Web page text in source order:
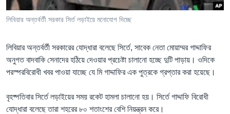
Learning English
FOLLOW US
অন্য ভাষায় ওয়েব সাইট
লিবিয়ার অন্তর্বর্তী সরকার সির্ত লড়াইয়ে মনোযোগ দিচ্ছে
লিবিয়ার অন্তর্বর্তী সরকারের যোদ্ধারা বলেছে সির্তে, সাবেক নেতা মোয়াম্মর গাদ্দাফির
অনুগত বাদবাকি সেনাদের হঠিয়ে দেওয়ার প্রচেষ্টা চালানো হচ্ছে দুটি পাড়ায়। ওদিকে
পরস্পরবিরোধী খবর পাওয়া যাচ্ছে যে মি গাদ্দাফির এক পুত্রকে গ্রপ্তার করা হয়েছে।
বৃহষ্পতিবার সির্তে লড়াইয়ের সময় রকেট হামলা চালানো হয়। সির্তে গাদ্দাফি বিরোধী
যোদ্ধারা বলেছে তারা শহরের ৮০ শতাংশের বেশি নিয়ন্ত্রন করে।